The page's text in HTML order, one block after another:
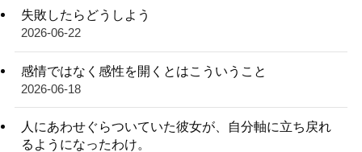
失敗したらどうしよう
2026-06-22
感情ではなく感性を開くとはこういうこと
2026-06-18
人にあわせぐらついていた彼女が、自分軸に立ち戻れ
るようになったわけ。